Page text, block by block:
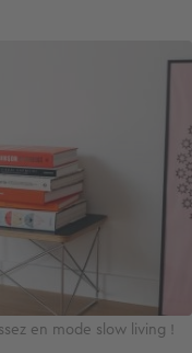
en mode slow living !